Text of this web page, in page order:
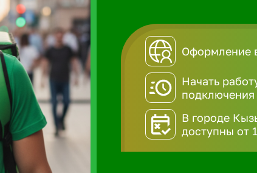
Оформление
Начать
подключения
В городе
доступны от